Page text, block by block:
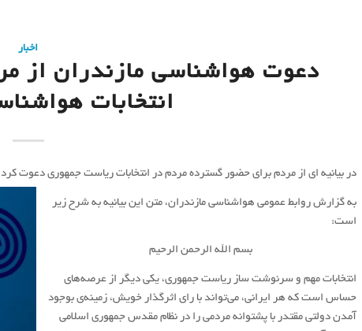
اخبار
دعوت هواشناسی مازندران از
انتخابات
در بیانیه ای از مردم برای حضور گسترده مردم در انتخابات ریاست جمهوری دعوت
به گزارش روابط عمومی هواشناسی مازندران، متن این بیانیه به شرح زیر
است:
بسم الله الرحمن الرحیم
انتخابات مهم و سرنوشت ساز ریاست جمهوری، یکی دیگر از عرصه‌های
حساس است که هر ایرانی، می‌تواند با رای اثرگذار خویش، زمینه‌ی بوجود
آمدن دولتی مقتدر با پشتوانه مردمی را در نظام مقدس جمهوری اسلامی